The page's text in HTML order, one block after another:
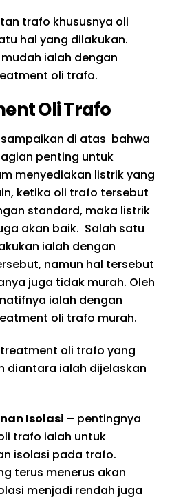
trafo khususnya oli
hal yang dilakukan.
ialah dengan
oli trafo.
Oli Trafo
di atas bahwa
penting untuk
menyediakan listrik yang
ketika oli trafo tersebut
standard, maka listrik
akan baik. Salah satu
ialah dengan
namun hal tersebut
juga tidak murah. Oleh
ialah dengan
oli trafo murah.
oli trafo yang
diantara ialah dijelaskan
Isolasi – pentingnya
trafo ialah untuk
isolasi pada trafo.
terus menerus akan
menjadi rendah juga